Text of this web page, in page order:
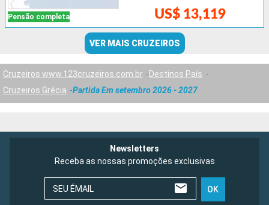
Pensão completa US$ 13,119
VER MAIS CRUZEIROS
Cruzeiros www.123cruzeiros.com.br
Destinos País
Cruzeiros Grécia
Partida Em setembro 2026 - 2027
Newsletters
Receba as nossas promoções exclusivas
SEU ÉMAIL OK